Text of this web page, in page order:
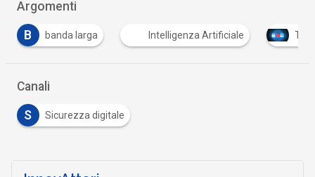
Argomenti
Intelligenza Artificiale Tutto su Cyber Security
Canali
S Sicurezza digitale